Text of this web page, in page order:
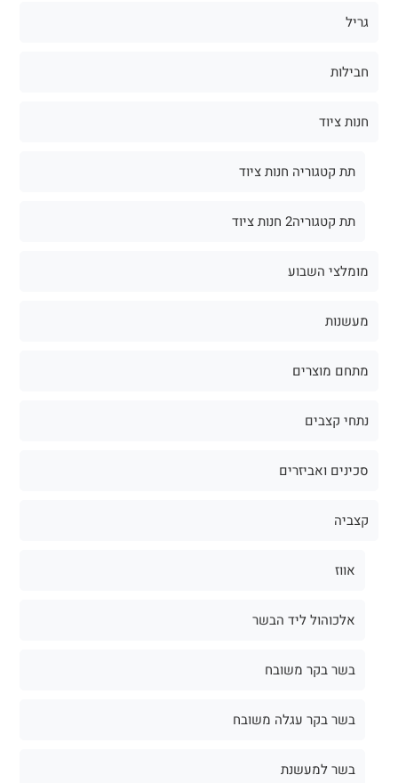
גריל
חבילות
חנות ציוד
תת קטגוריה חנות ציוד
תת קטגוריה2 חנות ציוד
מומלצי השבוע
מעשנות
מתחם מוצרים
נתחי קצבים
סכינים ואביזרים
קצביה
אווז
אלכוהול ליד הבשר
בשר בקר משובח
בשר בקר עגלה משובח
בשר למעשנת